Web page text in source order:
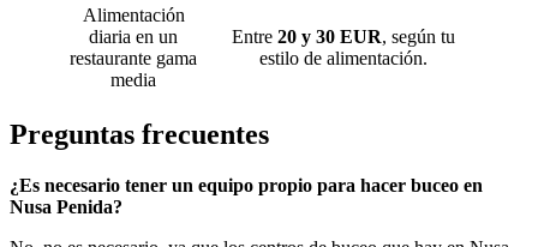
Alimentación
diaria en un
restaurante gama
media
Entre 20 y 30 EUR, según tu
estilo de alimentación.
Preguntas frecuentes
¿Es necesario tener un equipo propio para hacer buceo en
Nusa Penida?